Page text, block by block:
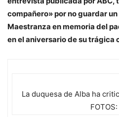
compañero» por no guardar
Maestranza en memoria del
en el aniversario de su trágica
La duquesa de Alba ha